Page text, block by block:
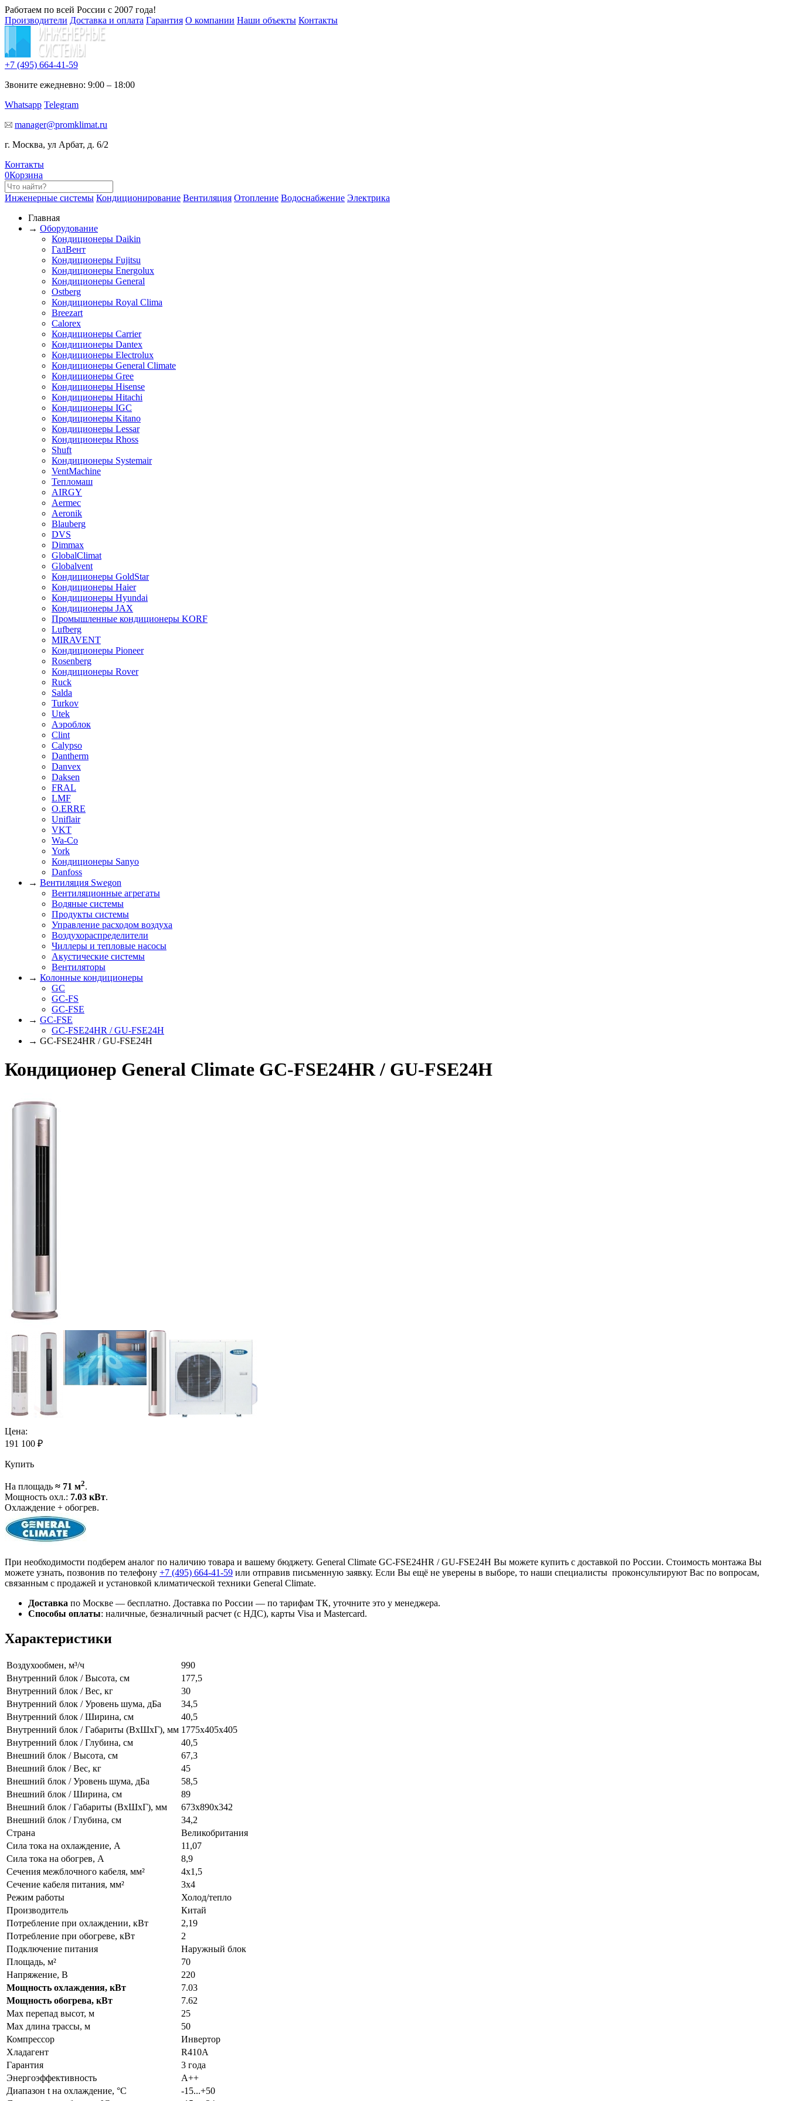
Работаем по всей России с 2007 года!
Производители Доставка и оплата Гарантия О компании Наши объекты Контакты
+7 (495) 664-41-59
Звоните ежедневно: 9:00 – 18:00
Whatsapp Telegram
manager@promklimat.ru
г. Москва, ул Арбат, д. 6/2
Контакты
0Корзина
Инженерные системы Кондиционирование Вентиляция Отопление Водоснабжение Электрика
Главная
→ Оборудование
Кондиционеры Daikin
ГалВент
Кондиционеры Fujitsu
Кондиционеры Energolux
Кондиционеры General
Ostberg
Кондиционеры Royal Clima
Breezart
Calorex
Кондиционеры Carrier
Кондиционеры Dantex
Кондиционеры Electrolux
Кондиционеры General Climate
Кондиционеры Gree
Кондиционеры Hisense
Кондиционеры Hitachi
Кондиционеры IGC
Кондиционеры Kitano
Кондиционеры Lessar
Кондиционеры Rhoss
Shuft
Кондиционеры Systemair
VentMachine
Тепломаш
AIRGY
Aermec
Aeronik
Blauberg
DVS
Dimmax
GlobalClimat
Globalvent
Кондиционеры GoldStar
Кондиционеры Haier
Кондиционеры Hyundai
Кондиционеры JAX
Промышленные кондиционеры KORF
Lufberg
MIRAVENT
Кондиционеры Pioneer
Rosenberg
Кондиционеры Rover
Ruck
Salda
Turkov
Utek
Аэроблок
Clint
Calypso
Dantherm
Danvex
Daksen
FRAL
LMF
O.ERRE
Uniflair
VKT
Wa-Co
York
Кондиционеры Sanyo
Danfoss
→ Вентиляция Swegon
Вентиляционные агрегаты
Водяные системы
Продукты системы
Управление расходом воздуха
Воздухораспределители
Чиллеры и тепловые насосы
Акустические системы
Вентиляторы
→ Колонные кондиционеры
GC
GC-FS
GC-FSE
→ GC-FSE
GC-FSE24HR / GU-FSE24H
→ GC-FSE24HR / GU-FSE24H
Кондиционер General Climate GC-FSE24HR / GU-FSE24H
Цена:
191 100 ₽
Купить
На площадь ≈ 71 м2.
Мощность охл.: 7.03 кВт.
Охлаждение + обогрев.
При необходимости подберем аналог по наличию товара и вашему бюджету. General Climate GC-FSE24HR / GU-FSE24H Вы можете купить с доставкой по России. Стоимость монтажа Вы
можете узнать, позвонив по телефону +7 (495) 664-41-59 или отправив письменную заявку. Если Вы ещё не уверены в выборе, то наши специалисты проконсультируют Вас по вопросам,
связанным с продажей и установкой климатической техники General Climate.
Доставка по Москве — бесплатно. Доставка по России — по тарифам ТК, уточните это у менеджера.
Способы оплаты: наличные, безналичный расчет (с НДС), карты Visa и Mastercard.
Характеристики
Воздухообмен, м³/ч
990
Внутренний блок / Высота, см
177,5
Внутренний блок / Вес, кг
30
Внутренний блок / Уровень шума, дБа
34,5
Внутренний блок / Ширина, см
40,5
Внутренний блок / Габариты (ВхШхГ), мм 1775x405x405
Внутренний блок / Глубина, см
40,5
Внешний блок / Высота, см
67,3
Внешний блок / Вес, кг
45
Внешний блок / Уровень шума, дБа
58,5
Внешний блок / Ширина, см
89
Внешний блок / Габариты (ВхШхГ), мм
673x890x342
Внешний блок / Глубина, см
34,2
Страна
Великобритания
Сила тока на охлаждение, А
11,07
Сила тока на обогрев, А
8,9
Сечения межблочного кабеля, мм²
4x1,5
Сечение кабеля питания, мм²
3x4
Режим работы
Холод/тепло
Производитель
Китай
Потребление при охлаждении, кВт
2,19
Потребление при обогреве, кВт
2
Подключение питания
Наружный блок
Площадь, м²
70
Напряжение, В
220
Мощность охлаждения, кВт
7.03
Мощность обогрева, кВт
7.62
Max перепад высот, м
25
Max длина трассы, м
50
Компрессор
Инвертор
Хладагент
R410A
Гарантия
3 года
Энергоэффективность
A++
Диапазон t на охлаждение, °С
-15...+50